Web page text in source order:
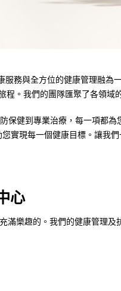
務與全方位的健康管理融
程。我們的團隊匯聚了各領域
健到專業治療，每一項都為
您實現每一個健康目標。讓我
心
樂趣的。我們的健康管理